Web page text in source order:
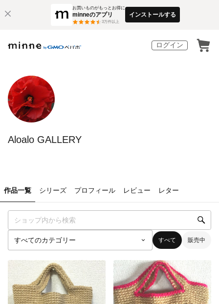
お買いものがもっとお得に
minneのアプリ
3万件以上
インストールする
ログイン
Aloalo GALLERY
作品一覧 シリーズ プロフィール レビュー レター
すべて 販売中